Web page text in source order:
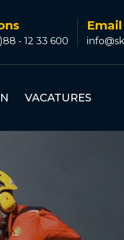
- 12 33 600
VACATURES